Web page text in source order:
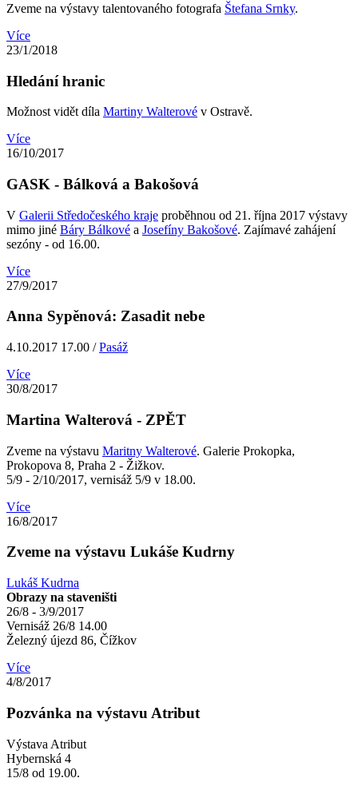
Zveme na výstavy talentovaného fotografa Štefana Srnky.
Více
23/1/2018
Hledání hranic
Možnost vidět díla Martiny Walterové v Ostravě.
Více
16/10/2017
GASK - Bálková a Bakošová
V Galerii Středočeského kraje proběhnou od 21. října 2017 výstavy
mimo jiné Báry Bálkové a Josefíny Bakošové. Zajímavé zahájení
sezóny - od 16.00.
Více
27/9/2017
Anna Sypěnová: Zasadit nebe
4.10.2017 17.00 /Pasáž
Více
30/8/2017
Martina Walterová - ZPĚT
Zveme na výstavu Maritny Walterové. Galerie Prokopka,
Prokopova 8, Praha 2 - Žižkov.
5/9 - 2/10/2017, vernisáž 5/9 v 18.00.
Více
16/8/2017
Zveme na výstavu Lukáše Kudrny
Lukáš Kudrna
Obrazy na staveništi
26/8 - 3/9/2017
Vernisáž 26/8 14.00
Železný újezd 86, Čížkov
Více
4/8/2017
Pozvánka na výstavu Atribut
Výstava Atribut
Hybernská 4
15/8 od 19.00.